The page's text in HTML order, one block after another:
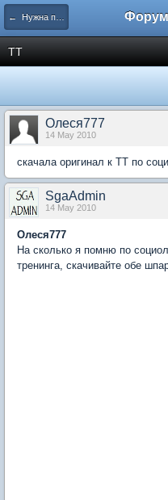
← Нужна помощь
ТТ
Олеся777
14 May 2010
скачала оригинал к ТТ по
SgaAdmin
14 May 2010
Олеся777
На сколько я помню по
тренинга, скачивайте обе